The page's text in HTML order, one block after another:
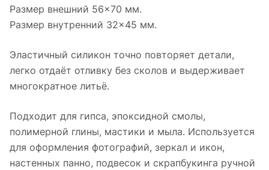
Размер внешний 56×70 мм.
Размер внутренний 32×45 мм.
Эластичный силикон точно повторяет детали,
легко отдаёт отливку без сколов и выдерживает
многократное литьё.
Подходит для гипса, эпоксидной смолы,
полимерной глины, мастики и мыла. Используется
для оформления фотографий, зеркал и икон,
настенных панно, подвесок и скрапбукинга ручной